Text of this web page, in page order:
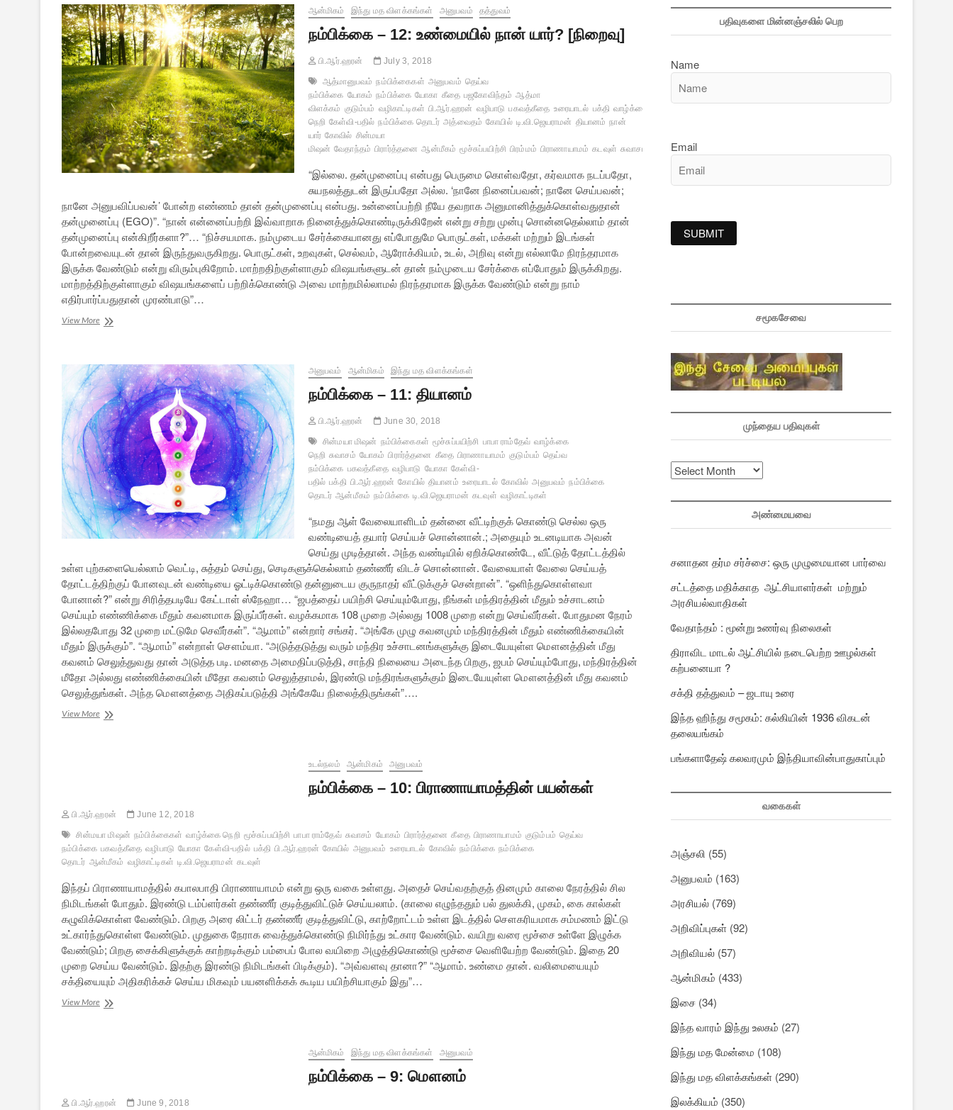
ஆன்மிகம் இந்து மத விளக்கங்கள் அனுபவம் தத்துவம்
நம்பிக்கை – 12: உண்மையில் நான் யார்? [நிறைவு]
பி.ஆர்.ஹரன் July 3, 2018
ஆத்மானுபவம் நம்பிக்கைகள் அனுபவம் தெய்வ
நம்பிக்கை யோகம் நம்பிக்கை யோகா கீதை பஜகோவிந்தம் ஆத்மா
விளக்கம் குடும்பம் வழிகாட்டிகள் பி.ஆர்.ஹரன் வழிபாடு பகவத்கீதை உரையாடல் பக்தி வாழ்க்கை
நெறி கேள்வி-பதில் நம்பிக்கை தொடர் அத்வைதம் கோயில் டி.வி.ஜெயராமன் தியானம் நான்
யார் கோவில் சின்மயா
மிஷன் வேதாந்தம் பிரார்த்தனை ஆன்மீகம் மூச்சுப்பயிற்சி பிரம்மம் பிராணாயாமம் கடவுள் சுவாசம் ஆத்மா
“இல்லை. தன்முனைப்பு என்பது பெருமை கொள்வதோ, கர்வமாக நடப்பதோ,
சுயநலத்துடன் இருப்பதோ அல்ல. ‘நானே நினைப்பவன்; நானே செய்பவன்;
நானே அனுபவிப்பவன்’ போன்ற எண்ணம் தான் தன்முனைப்பு என்பது. உன்னைப்பற்றி நீயே தவறாக அனுமானித்துக்கொள்வதுதான்
தன்முனைப்பு (EGO)”. “நான் என்னைப்பற்றி இவ்வாறாக நினைத்துக்கொண்டிருக்கிறேன் என்று சற்று முன்பு சொன்னதெல்லாம் தான்
தன்முனைப்பு என்கிறீர்களா?”… “நிச்சயமாக. நம்முடைய சேர்க்கையானது எப்போதுமே பொருட்கள், மக்கள் மற்றும் இடங்கள்
போன்றவையுடன் தான் இருந்துவருகிறது. பொருட்கள், உறவுகள், செல்வம், ஆரோக்கியம், உடல், அறிவு என்று எல்லாமே நிரந்தரமாக
இருக்க வேண்டும் என்று விரும்புகிறோம். மாற்றதிற்குள்ளாகும் விஷயங்களுடன் தான் நம்முடைய சேர்க்கை எப்போதும் இருக்கிறது.
மாற்றத்திற்குள்ளாகும் விஷயங்களைப் பற்றிக்கொண்டு அவை மாற்றமில்லாமல் நிரந்தரமாக இருக்க வேண்டும் என்று நாம்
எதிர்பார்ப்பதுதான் முரண்பாடு”…
View Moreநம்பிக்கை
நான்
யார்?
[நிறைவு]
அனுபவம் ஆன்மிகம் இந்து மத விளக்கங்கள்
நம்பிக்கை – 11: தியானம்
பி.ஆர்.ஹரன் June 30, 2018
சின்மயா மிஷன் நம்பிக்கைகள் மூச்சுப்பயிற்சி பாபா ராம்தேவ் வாழ்க்கை
நெறி சுவாசம் யோகம் பிரார்த்தனை கீதை பிராணாயாமம் குடும்பம் தெய்வ
நம்பிக்கை பகவத்கீதை வழிபாடு யோகா கேள்வி-
பதில் பக்தி பி.ஆர்.ஹரன் கோயில் தியானம் உரையாடல் கோவில் அனுபவம் நம்பிக்கை
தொடர் ஆன்மீகம் நம்பிக்கை டி.வி.ஜெயராமன் கடவுள் வழிகாட்டிகள்
“நமது ஆள் வேலையாளிடம் தன்னை வீட்டிற்குக் கொண்டு செல்ல ஒரு
வண்டியைத் தயார் செய்யச் சொன்னான்.; அதையும் உடனடியாக அவன்
செய்து முடித்தான். அந்த வண்டியில் ஏறிக்கொண்டே, வீட்டுத் தோட்டத்தில்
உள்ள புற்களையெல்லாம் வெட்டி, சுத்தம் செய்து, செடிகளுக்கெல்லாம் தண்ணீர் விடச் சொன்னான். வேலையாள் வேலை செய்யத்
தோட்டத்திற்குப் போனவுடன் வண்டியை ஓட்டிக்கொண்டு தன்னுடைய குருநாதர் வீட்டுக்குச் சென்றான்”. “ஒளிந்துகொள்ளவா
போனான்?” என்று சிரித்தபடியே கேட்டாள் ஸ்நேஹா… “ஜபத்தைப் பயிற்சி செய்யும்போது, நீங்கள் மந்திரத்தின் மீதும் உச்சாடனம்
செய்யும் எண்ணிக்கை மீதும் கவனமாக இருப்பீர்கள். வழக்கமாக 108 முறை அல்லது 1008 முறை என்று செய்வீர்கள். போதுமன நேரம்
இல்லதபோது 32 முறை மட்டுமே செவீர்கள்”. “ஆமாம்” என்றார் சங்கர். “அங்கே முழு கவனமும் மந்திரத்தின் மீதும் எண்ணிக்கையின்
மீதும் இருக்கும்”. “ஆமாம்” என்றாள் சௌம்யா. “அடுத்தடுத்து வரும் மந்திர உச்சாடனங்களுக்கு இடையேயுள்ள மௌனத்தின் மீது
கவனம் செலுத்துவது தான் அடுத்த படி. மனதை அமைதிப்படுத்தி, சாந்தி நிலையை அடைந்த பிறகு, ஜபம் செய்யும்போது, மந்திரத்தின்
மீதோ அல்லது எண்ணிக்கையின் மீதோ கவனம் செலுத்தாமல், இரண்டு மந்திரங்களுக்கும் இடையேயுள்ள மௌனத்தின் மீது கவனம்
செலுத்துங்கள். அந்த மௌனத்தை அதிகப்படுத்தி அங்கேயே நிலைத்திருங்கள்”….
View Moreநம்பிக்கை
உடல்நலம் ஆன்மிகம் அனுபவம்
நம்பிக்கை – 10: பிராணாயாமத்தின் பயன்கள்
பி.ஆர்.ஹரன் June 12, 2018
சின்மயா மிஷன் நம்பிக்கைகள் வாழ்க்கை நெறி மூச்சுப்பயிற்சி பாபா ராம்தேவ் சுவாசம் யோகம் பிரார்த்தனை கீதை பிராணாயாமம் குடும்பம் தெய்வ
நம்பிக்கை பகவத்கீதை வழிபாடு யோகா கேள்வி-பதில் பக்தி பி.ஆர்.ஹரன் கோயில் அனுபவம் உரையாடல் கோவில் நம்பிக்கை நம்பிக்கை
தொடர் ஆன்மீகம் வழிகாட்டிகள் டி.வி.ஜெயராமன் கடவுள்
இந்தப் பிராணாயாமத்தில் கபாலபாதி பிராணாயாமம் என்று ஒரு வகை உள்ளது. அதைச் செய்வதற்குத் தினமும் காலை நேரத்தில் சில
நிமிடங்கள் போதும். இரண்டு டம்ப்ளர்கள் தண்ணீர் குடித்துவிட்டுச் செய்யலாம். (காலை எழுந்ததும் பல் துலக்கி, முகம், கை கால்கள்
கழுவிக்கொள்ள வேண்டும். பிறகு அரை லிட்டர் தண்ணீர் குடித்துவிட்டு, காற்றோட்டம் உள்ள இடத்தில் சௌகரியமாக சம்மணம் இட்டு
உட்கார்ந்துகொள்ள வேண்டும். முதுகை நேராக வைத்துக்கொண்டு நிமிர்ந்து உட்கார வேண்டும். வயிறு வரை மூச்சை உள்ளே இழுக்க
வேண்டும்; பிறகு சைக்கிளுக்குக் காற்றடிக்கும் பம்பைப் போல வயிறை அழுத்திகொண்டு மூச்சை வெளியேற்ற வேண்டும். இதை 20
முறை செய்ய வேண்டும். இதற்கு இரண்டு நிமிடங்கள் பிடிக்கும்). “அவ்வளவு தானா?” “ஆமாம். உண்மை தான். வலிமையையும்
சக்தியையும் அதிகரிக்கச் செய்ய மிகவும் பயனளிக்கக் கூடிய பயிற்சியாகும் இது”…
View Moreநம்பிக்கை
ஆன்மிகம் இந்து மத விளக்கங்கள் அனுபவம்
நம்பிக்கை – 9: மௌனம்
பி.ஆர்.ஹரன் June 9, 2018
பதிவுகளை மின்னஞ்சலில் பெற
Name
Email
சமூகசேவை
முந்தைய பதிவுகள்
முந்தைய
பதிவுகள்
அண்மையவை
சனாதன தர்ம சர்ச்சை: ஒரு முழுமையான பார்வை
சட்டத்தை மதிக்காத ஆட்சியாளர்கள் மற்றும்
அரசியல்வாதிகள்
வேதாந்தம் : மூன்று உணர்வு நிலைகள்
திராவிட மாடல் ஆட்சியில் நடைபெற்ற ஊழல்கள்
கற்பனையா ?
சக்தி தத்துவம் – ஜடாயு உரை
இந்த ஹிந்து சமூகம்: கல்கியின் 1936 விகடன்
தலையங்கம்
பங்களாதேஷ் கலவரமும் இந்தியாவின்பாதுகாப்பும்
வகைகள்
அஞ்சலி (55)
அனுபவம் (163)
அரசியல் (769)
அறிவிப்புகள் (92)
அறிவியல் (57)
ஆன்மிகம் (433)
இசை (34)
இந்த வாரம் இந்து உலகம் (27)
இந்து மத மேன்மை (108)
இந்து மத விளக்கங்கள் (290)
இலக்கியம் (350)